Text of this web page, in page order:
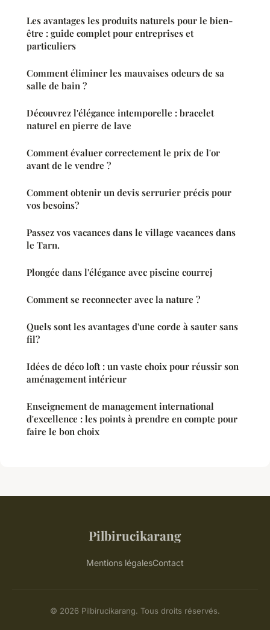
Les avantages les produits naturels pour le bien-
être : guide complet pour entreprises et
particuliers
Comment éliminer les mauvaises odeurs de sa
salle de bain ?
Découvrez l'élégance intemporelle : bracelet
naturel en pierre de lave
Comment évaluer correctement le prix de l'or
avant de le vendre ?
Comment obtenir un devis serrurier précis pour
vos besoins?
Passez vos vacances dans le village vacances dans
le Tarn.
Plongée dans l'élégance avec piscine courrej
Comment se reconnecter avec la nature ?
Quels sont les avantages d'une corde à sauter sans
fil?
Idées de déco loft : un vaste choix pour réussir son
aménagement intérieur
Enseignement de management international
d'excellence : les points à prendre en compte pour
faire le bon choix
Pilbirucikarang
Mentions légalesContact
© 2026 Pilbirucikarang. Tous droits réservés.